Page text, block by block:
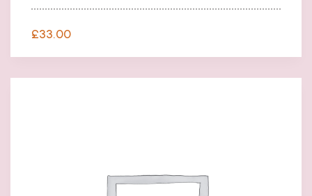
£33.00